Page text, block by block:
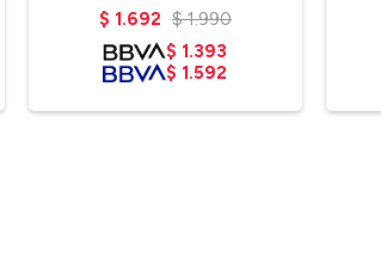
$ 1.692 $ 1.990
$ 1.393
$ 1.592